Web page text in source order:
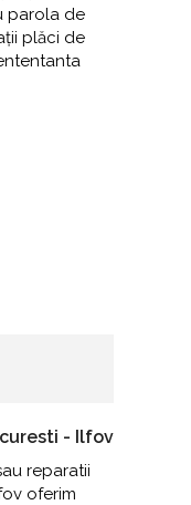
parola de
plăci de
- Ilfov
reparatii
oferim